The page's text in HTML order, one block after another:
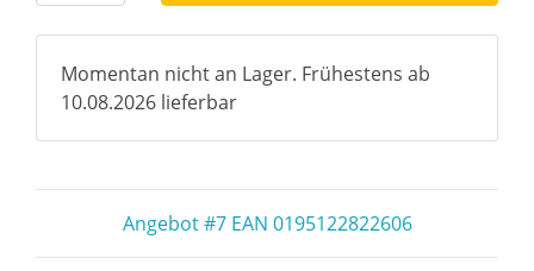
Momentan nicht an Lager. Frühestens ab
10.08.2026 lieferbar
Angebot #7 EAN 0195122822606